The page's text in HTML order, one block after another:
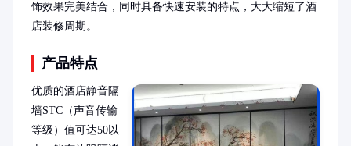
饰效果完美结合，同时具备快速安装的特点，大大缩短了酒
店装修周期。
产品特点
优质的酒店静音隔
墙STC（声音传输
等级）值可达50以